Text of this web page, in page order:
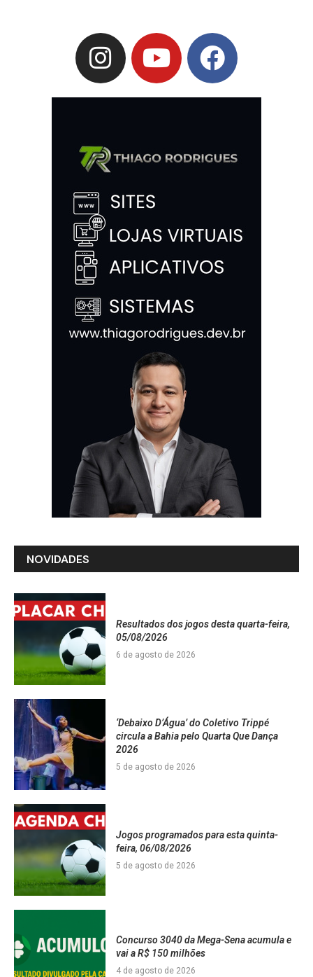
NOVIDADES
Resultados dos jogos desta quarta-feira,
05/08/2026
6 de agosto de 2026
‘Debaixo D’Água’ do Coletivo Trippé
circula a Bahia pelo Quarta Que Dança
2026
5 de agosto de 2026
Jogos programados para esta quinta-
feira, 06/08/2026
5 de agosto de 2026
Concurso 3040 da Mega-Sena acumula e
vai a R$ 150 milhões
4 de agosto de 2026